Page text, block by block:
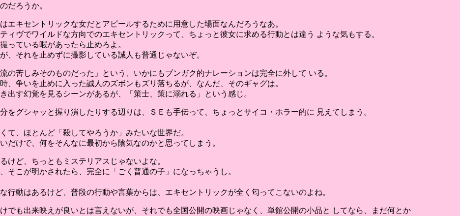
だろうか。
エキセントリックな女だとアピールするために用意した場面なんだろうなあ。
ィヴでワイルドな方向でのエキセントリックって、ちょっと彼女に求める行動とは違う ような気もする。
っている暇があったら止めろよ。
、それを止めずに撮影している誠人も普通じゃないぞ。
の苦しみそのものだった」という、いかにもブンガク的ナレーションは完全に外して いる。
、争いを止めに入った誠人のズボンもズリ落ちるが、なんだ、そのギャグは。
出す幻覚を見るシーンがあるが、「策士、策に溺れる」という感じ。
をグシャッと握り潰したりする辺りは、ＳＥも手伝って、ちょっとサイコ・ホラー的に 見えてしまう。
て、ほとんど「殺してやろうか」みたいな世界だ。
だけで、何をそんなに最初から陰気なのかと思ってしまう。
けど、ちっともミステリアスじゃないよな。
そこが明かされたら、完全に「ごく普通の子」になっちゃうし。
行動はあるけど、普段の行動や言葉からは、エキセントリックが全く匂ってこないのよね。
でも出来映えが良いとは言えないが、それでも全国公開の映画じゃなく、単館公開の小品と してなら、まだ何とか